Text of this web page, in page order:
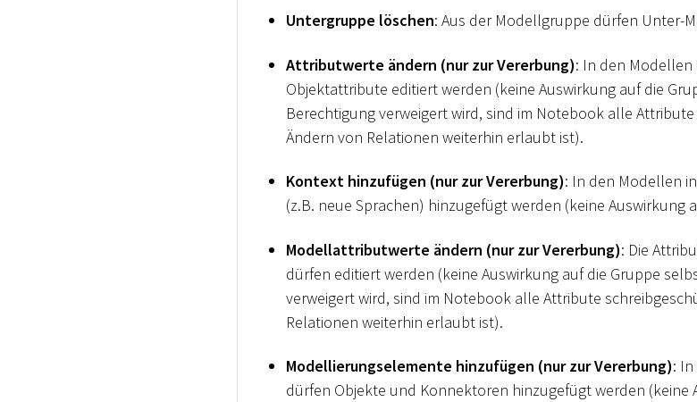
Untergruppe löschen: Aus der Modellgruppe dürfen Unter-
Attributwerte ändern (nur zur Vererbung): In den
Objektattribute editiert werden (keine Auswirkung auf die
Berechtigung verweigert wird, sind im Notebook alle
Ändern von Relationen weiterhin erlaubt ist).
Kontext hinzufügen (nur zur Vererbung): In den Modellen
(z.B. neue Sprachen) hinzugefügt werden (keine Auswirkung
Modellattributwerte ändern (nur zur Vererbung): Die
dürfen editiert werden (keine Auswirkung auf die Gruppe
verweigert wird, sind im Notebook alle Attribute
Relationen weiterhin erlaubt ist).
Modellierungselemente hinzufügen (nur zur Vererbung):
dürfen Objekte und Konnektoren hinzugefügt werden (keine